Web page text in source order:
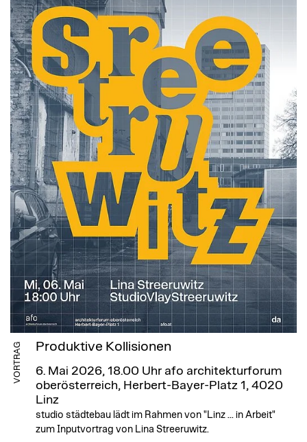
VORTRAG Produktive Kollisionen
6. Mai 2026, 18.00 Uhr afo architekturforum
oberösterreich, Herbert-Bayer-Platz 1, 4020
Linz
studio städtebau lädt im Rahmen von "Linz ... in Arbeit"
zum Inputvortrag von Lina Streeruwitz.